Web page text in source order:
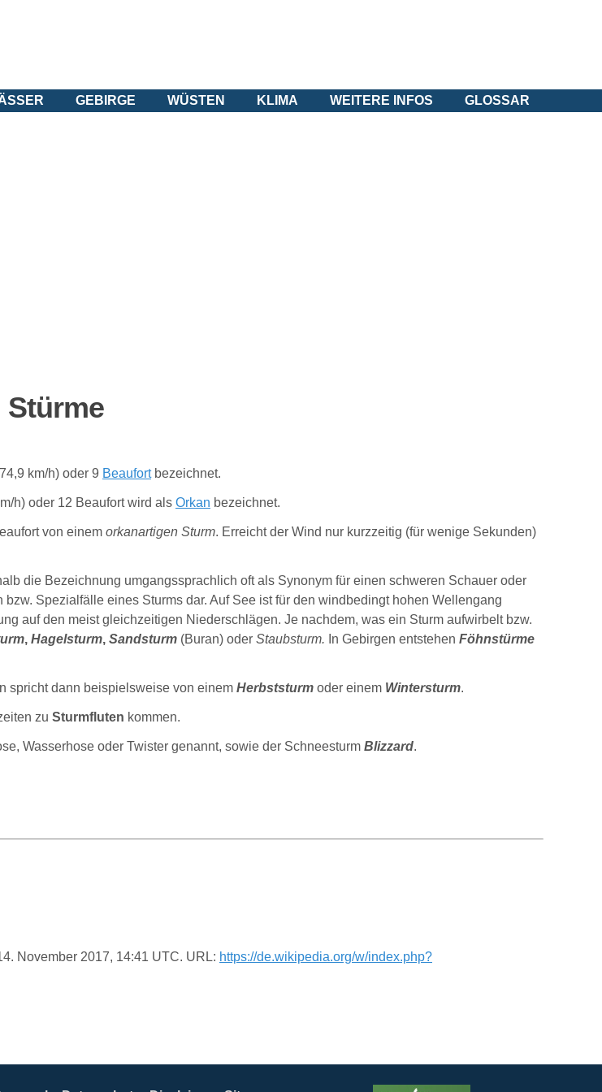
GEBIRGE WÜSTEN KLIMA WEITERE INFOS GLOSSAR
Stürme
km/h) oder 9 Beaufortbezeichnet.
h) oder 12 Beaufort wird als Orkan bezeichnet.
von einem orkanartigen Sturm. Erreicht der Wind nur kurzzeitig (für wenige Sekunden)
die Bezeichnung umgangssprachlich oft als Synonym für einen schweren Schauer oder
Spezialfälle eines Sturms dar. Auf See ist für den windbedingt hohen Wellengang
auf den meist gleichzeitigen Niederschlägen. Je nachdem, was ein Sturm aufwirbelt bzw.
, Hagelsturm, Sandsturm (Buran) oder Staubsturm. In Gebirgen entstehen Föhnstürme
spricht dann beispielsweise von einem Herbststurm oder einem Wintersturm.
zu Sturmfluten kommen.
Wasserhose oder Twister genannt, sowie der Schneesturm Blizzard.
November 2017, 14:41 UTC. URL: https://de.wikipedia.org/w/index.php?